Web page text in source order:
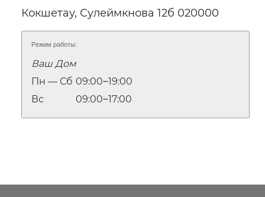
Кокшетау, Сулеймкнова 12б 020000
Режим работы:
Ваш Дом
Пн — Сб 09:00‒19:00
Вс
09:00‒17:00